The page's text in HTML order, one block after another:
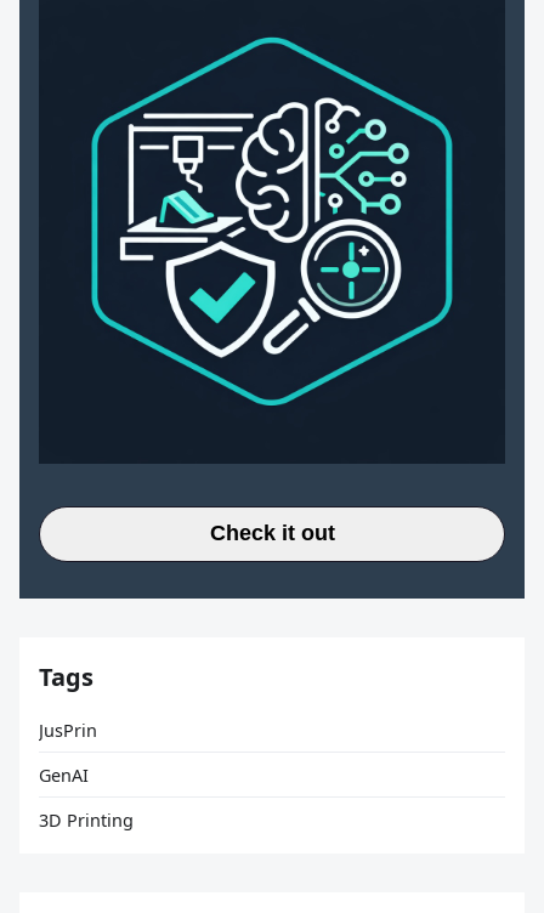
Check it out
Tags
JusPrin
GenAI
3D Printing